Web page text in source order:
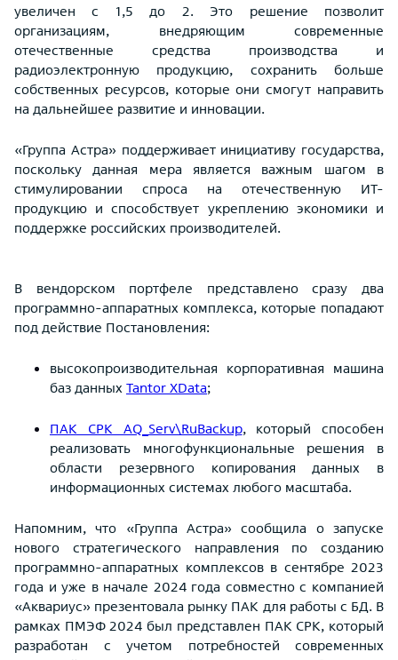
увеличен с 1,5 до 2. Это решение позволит
организациям, внедряющим современные
отечественные средства производства и
радиоэлектронную продукцию, сохранить больше
собственных ресурсов, которые они смогут направить
на дальнейшее развитие и инновации.
«Группа Астра» поддерживает инициативу государства,
поскольку данная мера является важным шагом в
стимулировании спроса на отечественную ИТ-
продукцию и способствует укреплению экономики и
поддержке российских производителей.
В вендорском портфеле представлено сразу два
программно-аппаратных комплекса, которые попадают
под действие Постановления:
высокопроизводительная корпоративная машина
баз данных Tantor XData;
ПАК СРК AQ_Serv\RuBackup, который способен
реализовать многофункциональные решения в
области резервного копирования данных в
информационных системах любого масштаба.
Напомним, что «Группа Астра» сообщила о запуске
нового стратегического направления по созданию
программно-аппаратных комплексов в сентябре 2023
года и уже в начале 2024 года совместно с компанией
«Аквариус» презентовала рынку ПАК для работы с БД. В
рамках ПМЭФ 2024 был представлен ПАК СРК, который
разработан с учетом потребностей современных